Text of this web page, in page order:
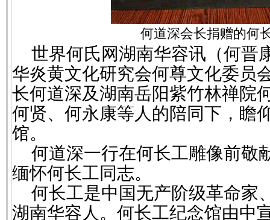
何道深会长捐赠的何
世界何氏网湖南华容讯（何晋
华炎黄文化研究会何尊文化委员
长何道深及湖南岳阳紫竹林禅院
何贤、何永康等人的陪同下，瞻
馆。
何道深一行在何长工雕像前敬
缅怀何长工同志。
何长工是中国无产阶级革命家
湖南华容人。何长工纪念馆由中